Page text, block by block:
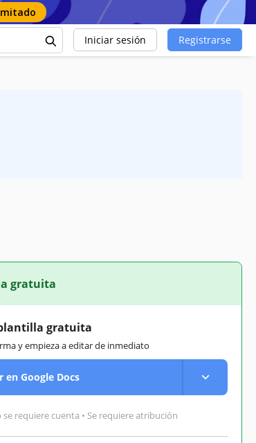
Iniciar sesión Registrarse
gratuita
gratuita
y empieza a editar de inmediato
en Google Docs
se requiere cuenta • Se requiere atribución